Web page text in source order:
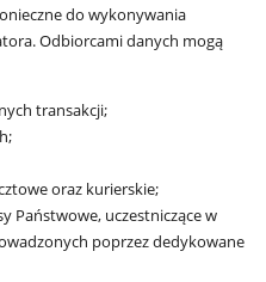
do wykonywania
Odbiorcami danych mogą
transakcji;
oraz kurierskie;
Państwowe, uczestniczące w
poprzez dedykowane